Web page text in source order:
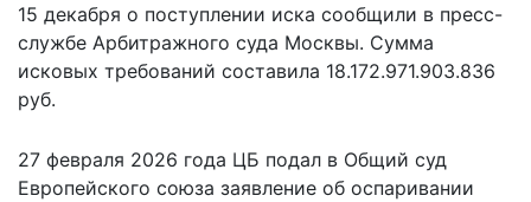
15 декабря о поступлении иска сообщили в пресс-
службе Арбитражного суда Москвы. Сумма
исковых требований составила 18.172.971.903.836
руб.
27 февраля 2026 года ЦБ подал в Общий суд
Европейского союза заявление об оспаривании